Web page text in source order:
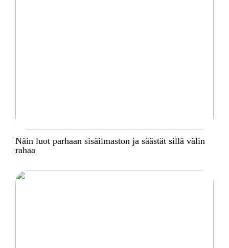
Näin luot parhaan sisäilmaston ja säästät sillä välin
rahaa